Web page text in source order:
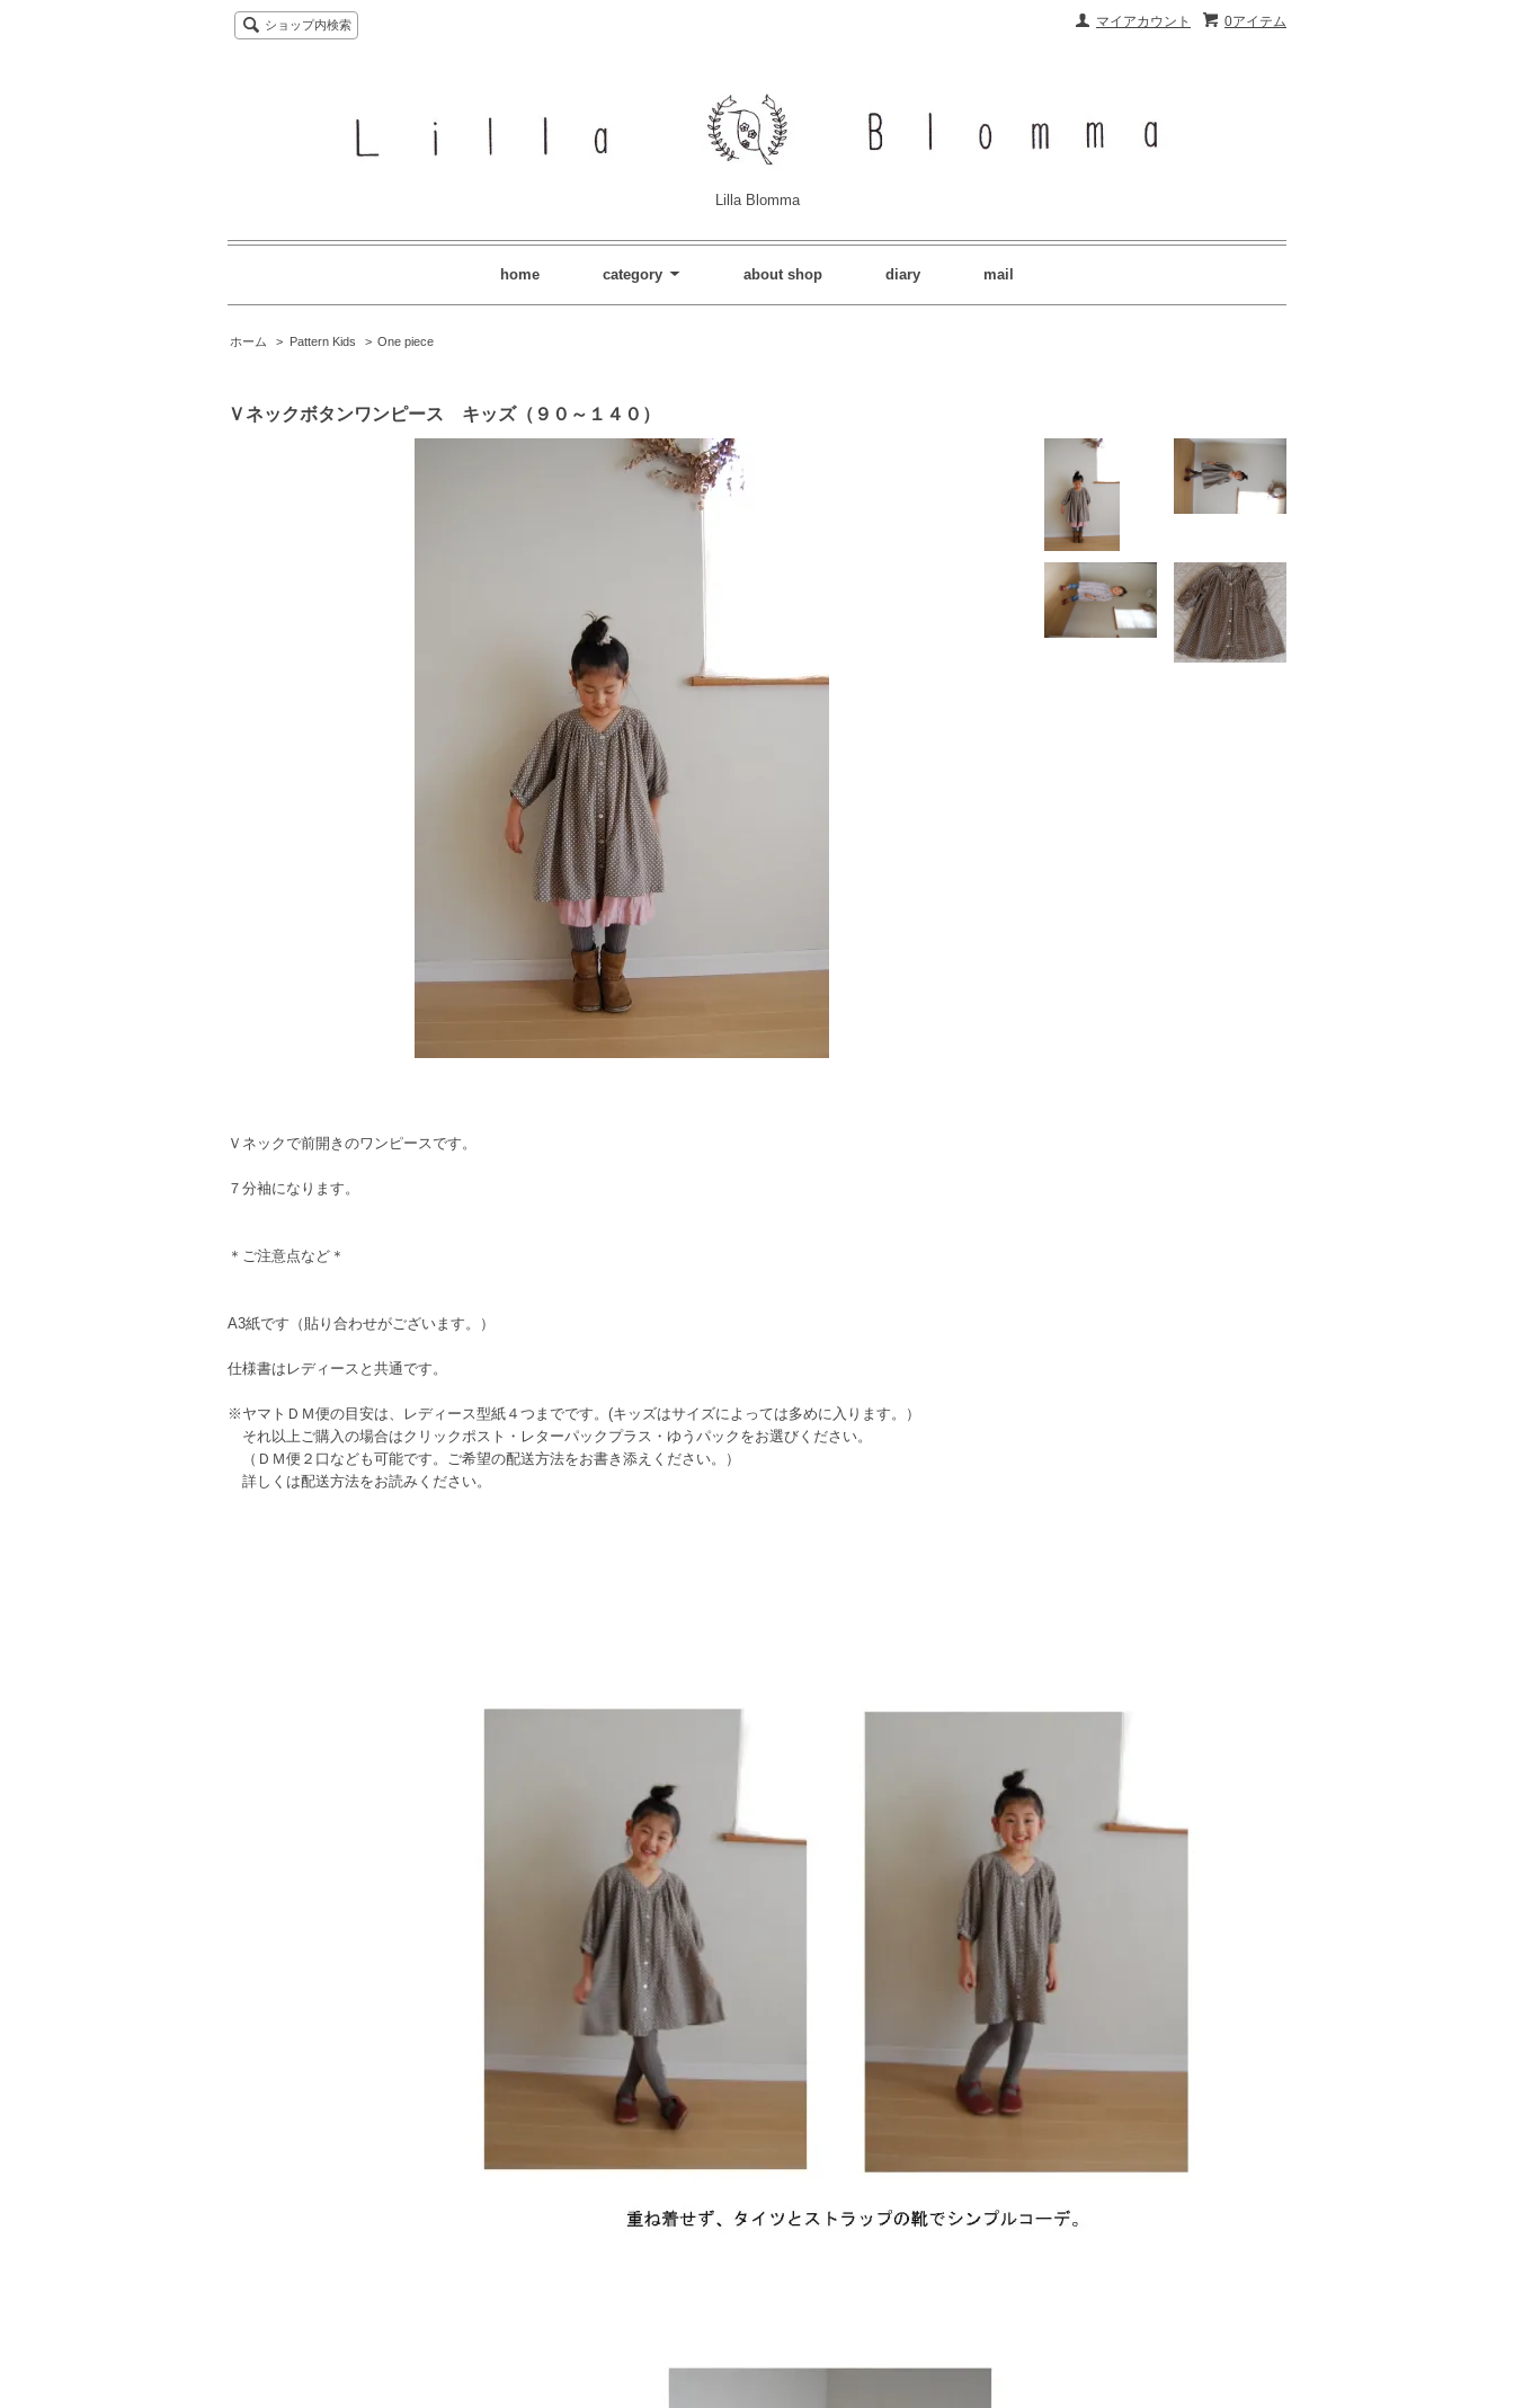
0アイテム
マイアカウント
ショップ内検索
Lilla Blomma
home category about shop diary mail
ホーム > Pattern Kids > One piece
Ｖネックボタンワンピース キッズ（９０～１４０）
Ｖネックで前開きのワンピースです。
７分袖になります。
＊ご注意点など＊
A3紙です（貼り合わせがございます。）
仕様書はレディースと共通です。
※ヤマトＤＭ便の目安は、レディース型紙４つまでです。(キッズはサイズによっては多めに入ります。）
それ以上ご購入の場合はクリックポスト・レターパックプラス・ゆうパックをお選びください。
（ＤＭ便２口なども可能です。ご希望の配送方法をお書き添えください。）
詳しくは配送方法をお読みください。